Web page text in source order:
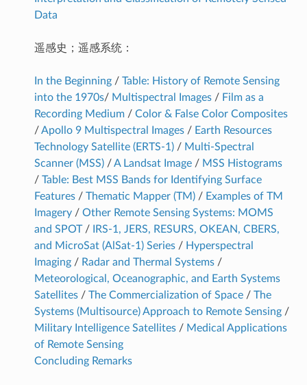
Data
遥感史；遥感系统：
In the Beginning/ Table: History of Remote Sensing
into the 1970s/ Multispectral Images/ Film as a
Recording Medium/ Color & False Color Composites
/Apollo 9 Multispectral Images/ Earth Resources
Technology Satellite (ERTS-1)/ Multi-Spectral
Scanner (MSS)/A Landsat Image/ MSS Histograms
/ Table: Best MSS Bands for Identifying Surface
Features/ Thematic Mapper (TM)/ Examples of TM
Imagery/ Other Remote Sensing Systems: MOMS
and SPOT/
IRS-1, JERS, RESURS, OKEAN, CBERS,
and MicroSat (AlSat-1) Series/ Hyperspectral
Imaging/ Radar and Thermal Systems/
Meteorological, Oceanographic, and Earth Systems
Satellites/ The Commercialization of Space/ The
Systems (Multisource) Approach to Remote Sensing/
Military Intelligence Satellites/ Medical Applications
of Remote Sensing
Concluding Remarks